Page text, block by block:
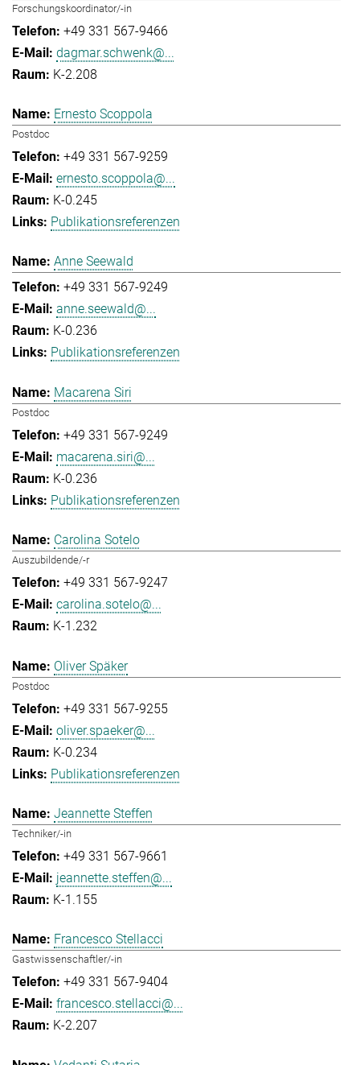
Forschungskoordinator/-in
+49 331 567-9466
dagmar.schwenk@...
K-2.208
Ernesto Scoppola
Postdoc
+49 331 567-9259
ernesto.scoppola@...
K-0.245
Publikationsreferenzen
Anne Seewald
+49 331 567-9249
anne.seewald@...
K-0.236
Publikationsreferenzen
Macarena Siri
Postdoc
+49 331 567-9249
macarena.siri@...
K-0.236
Publikationsreferenzen
Carolina Sotelo
Auszubildende/-r
+49 331 567-9247
carolina.sotelo@...
K-1.232
Oliver Späker
Postdoc
+49 331 567-9255
oliver.spaeker@...
K-0.234
Publikationsreferenzen
Jeannette Steffen
Techniker/-in
+49 331 567-9661
jeannette.steffen@...
K-1.155
Francesco Stellacci
Gastwissenschaftler/-in
+49 331 567-9404
francesco.stellacci@...
K-2.207